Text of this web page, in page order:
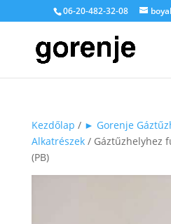
06-20-482-32-08
Kezdőlap / ► Gorenje
Alkatrészek/ Gáztűzhelyhez
(PB)